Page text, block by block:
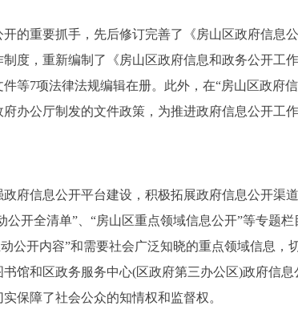
重要抓手，先后修订完善了《房山区政府信息
度，重新编制了《房山区政府信息和政务公开工
等7项法律法规编辑在册。此外，在“房山区政府
办公厅制发的文件政策，为推进政府信息公开工
信息公开平台建设，积极拓展政府信息公开渠
开全清单”、“房山区重点领域信息公开”等专题
公开内容”和需要社会广泛知晓的重点领域信息，
馆和区政务服务中心(区政府第三办公区)政府信
保障了社会公众的知情权和监督权。